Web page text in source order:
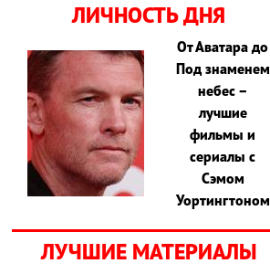
ЛИЧНОСТЬ ДНЯ
От Аватара до
Под знаменем
небес –
лучшие
фильмы и
сериалы с
Сэмом
Уортингтоном
ЛУЧШИЕ МАТЕРИАЛЫ